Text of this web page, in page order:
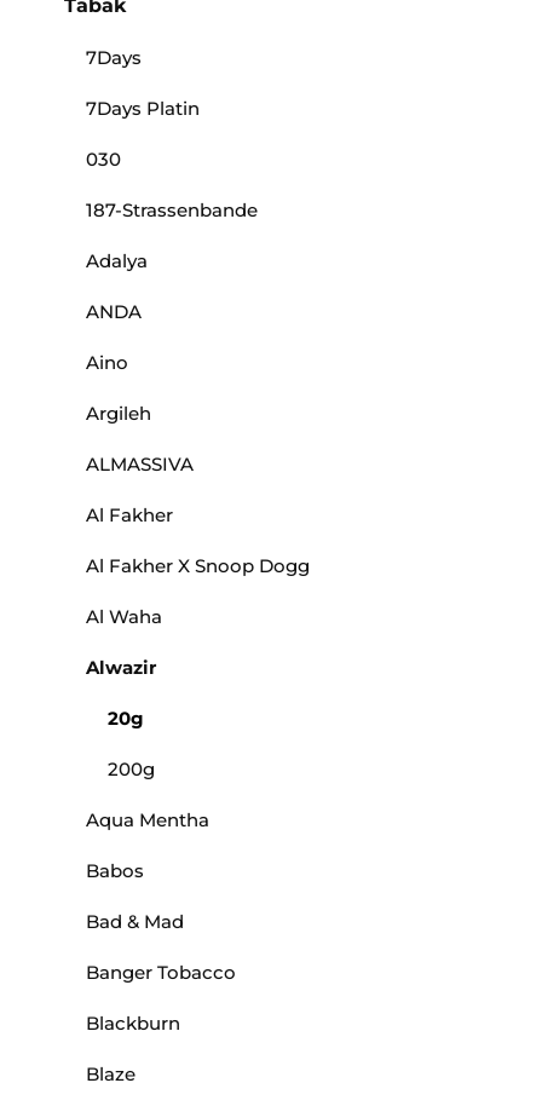
Tabak
7Days
7Days Platin
030
187-Strassenbande
Adalya
ANDA
Aino
Argileh
ALMASSIVA
Al Fakher
Al Fakher X Snoop Dogg
Al Waha
Alwazir
20g
200g
Aqua Mentha
Babos
Bad & Mad
Banger Tobacco
Blackburn
Blaze